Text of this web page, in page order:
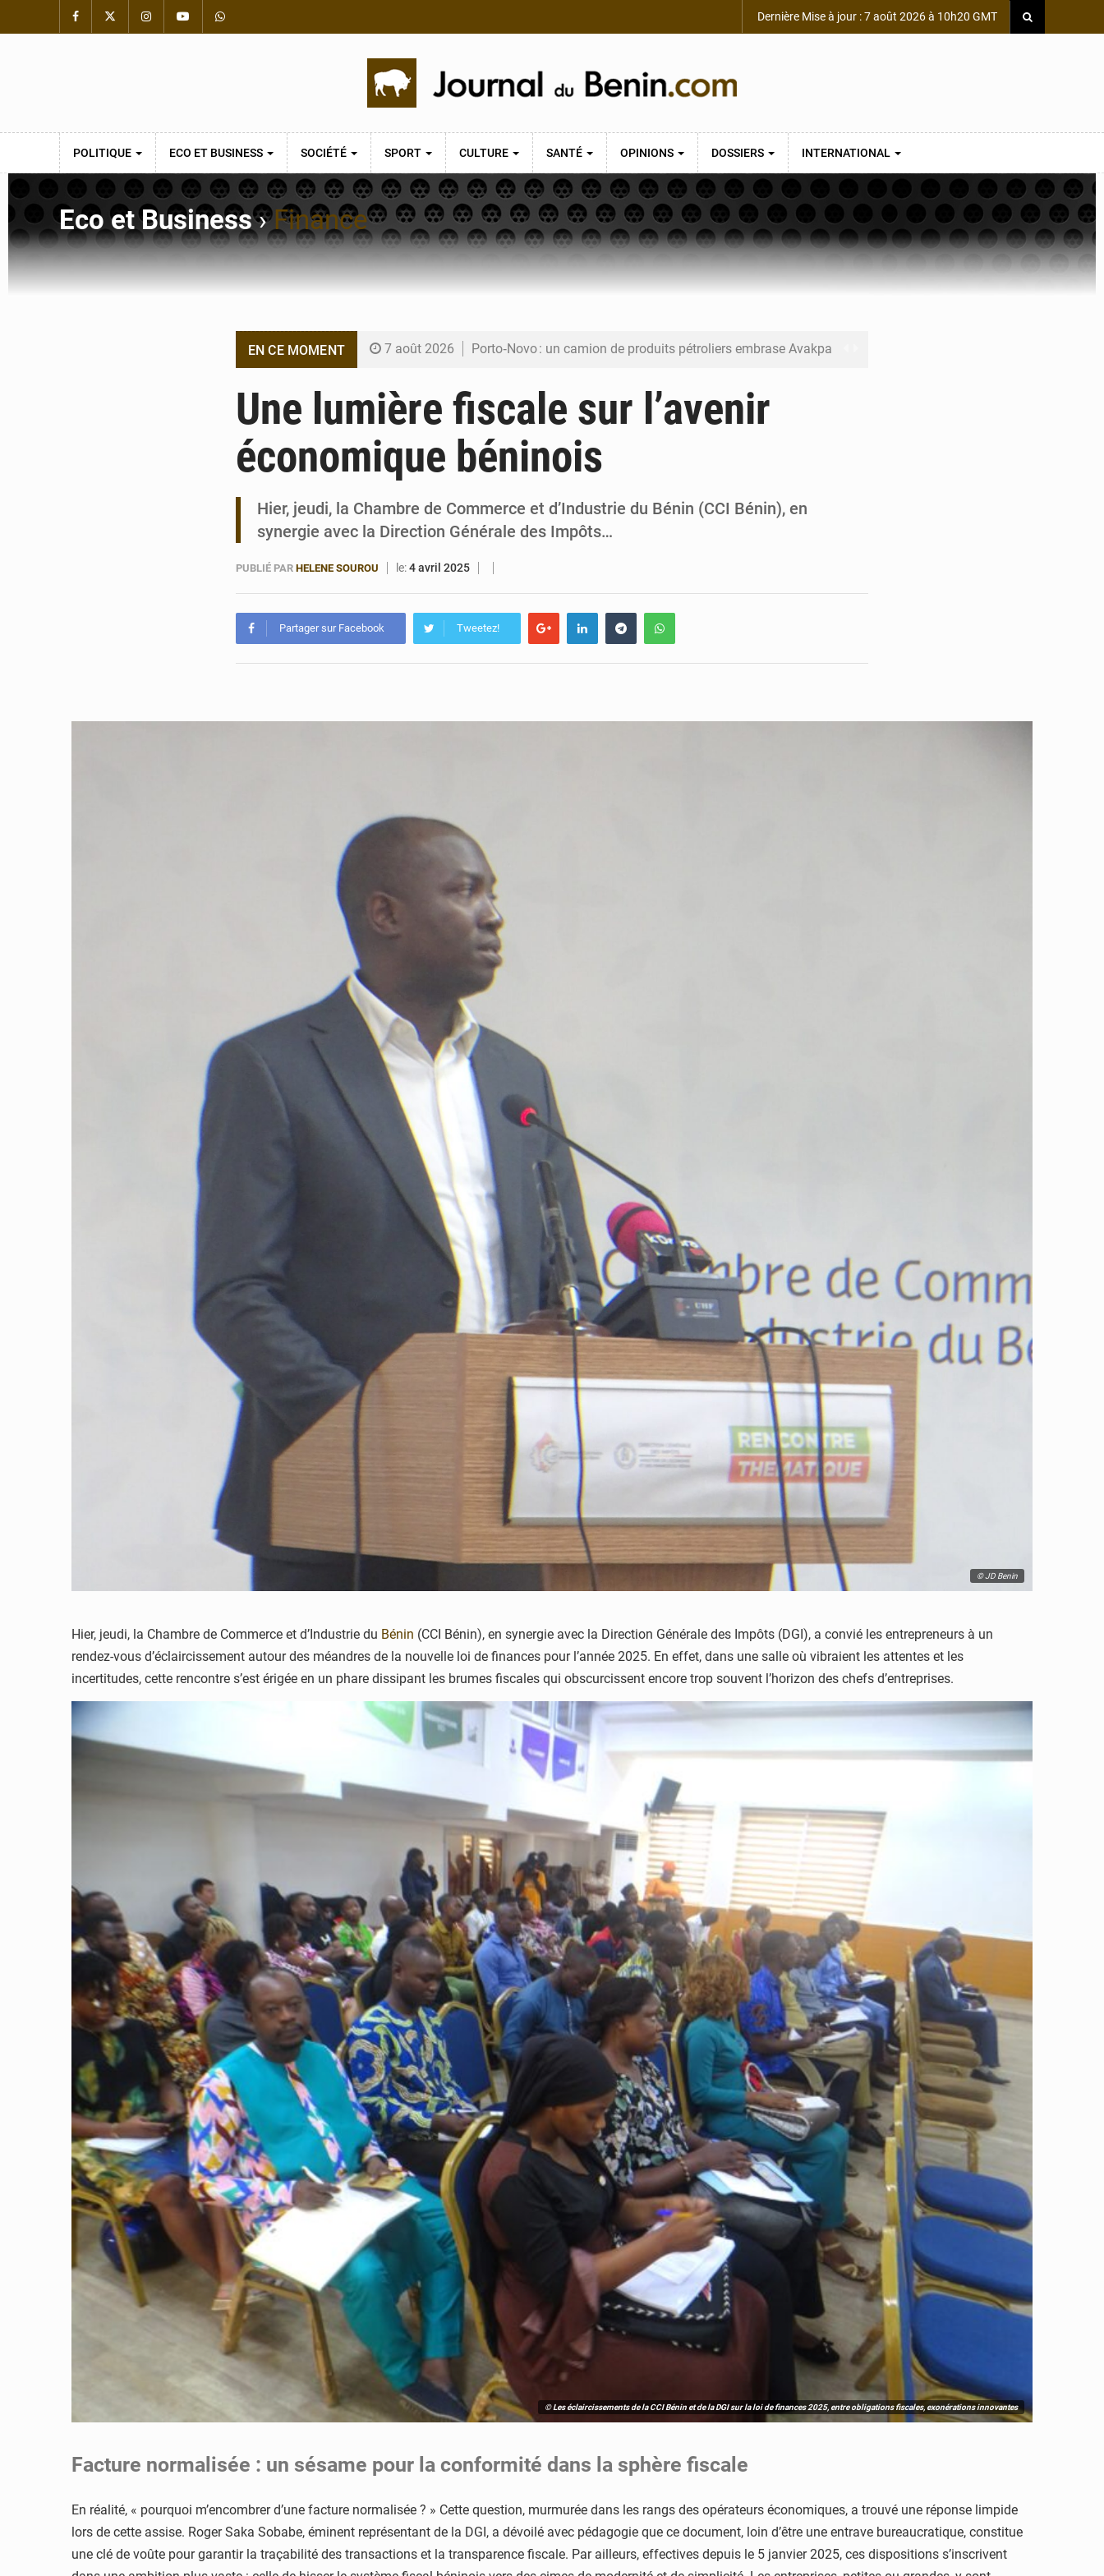
Dernière Mise à jour : 7 août 2026 à 10h20 GMT
POLITIQUE ECO ET BUSINESS SOCIÉTÉ SPORT CULTURE SANTÉ OPINIONS DOSSIERS INTERNATIONAL
Eco et Business›Finance
EN CE MOMENT 7 août 2026 Porto‑Novo : un camion de produits pétroliers embrase Avakpa
6 août 2026 Bénin : Djogbénou inspecte le chantier du siège de l’Assemblée
6 août 2026 Bénin et Canada scellent un partenariat inédit
Une lumière fiscale sur l’avenir
économique béninois
Hier, jeudi, la Chambre de Commerce et d’Industrie du Bénin (CCI Bénin), en
synergie avec la Direction Générale des Impôts…
PUBLIÉ PAR HELENE SOUROU le:4 avril 2025
Partager sur Facebook Tweetez!
© JD Benin
Hier, jeudi, la Chambre de Commerce et d’Industrie du Bénin (CCI Bénin), en synergie avec la Direction Générale des Impôts (DGI), a convié les entrepreneurs à un
rendez-vous d’éclaircissement autour des méandres de la nouvelle loi de finances pour l’année 2025. En effet, dans une salle où vibraient les attentes et les
incertitudes, cette rencontre s’est érigée en un phare dissipant les brumes fiscales qui obscurcissent encore trop souvent l’horizon des chefs d’entreprises.
© Les éclaircissements de la CCI Bénin et de la DGI sur la loi de finances 2025, entre obligations fiscales, exonérations innovantes
Facture normalisée : un sésame pour la conformité dans la sphère fiscale
En réalité, « pourquoi m’encombrer d’une facture normalisée ? » Cette question, murmurée dans les rangs des opérateurs économiques, a trouvé une réponse limpide
lors de cette assise. Roger Saka Sobabe, éminent représentant de la DGI, a dévoilé avec pédagogie que ce document, loin d’être une entrave bureaucratique, constitue
une clé de voûte pour garantir la traçabilité des transactions et la transparence fiscale. Par ailleurs, effectives depuis le 5 janvier 2025, ces dispositions s’inscrivent